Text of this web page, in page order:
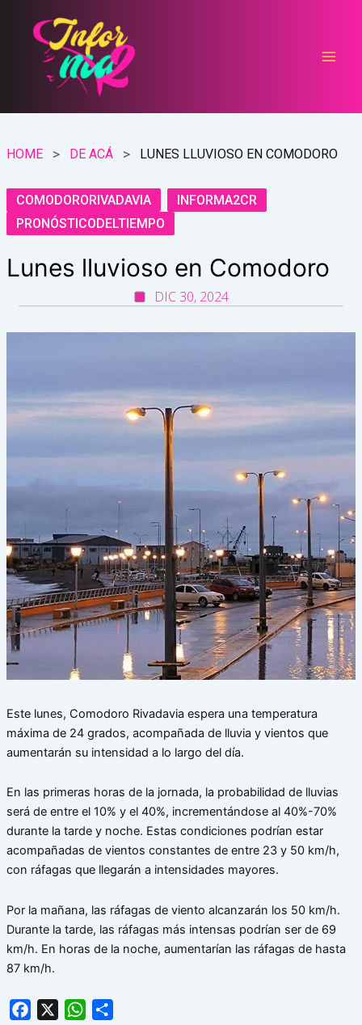
contenido
HOME DE ACÁ LUNES LLUVIOSO EN COMODORO
COMODORORIVADAVIA
INFORMA2CR
PRONÓSTICODELTIEMPO
Lunes lluvioso en Comodoro
DIC 30, 2024
Este lunes, Comodoro Rivadavia espera una temperatura
máxima de 24 grados, acompañada de lluvia y vientos que
aumentarán su intensidad a lo largo del día.
En las primeras horas de la jornada, la probabilidad de lluvias
será de entre el 10% y el 40%, incrementándose al 40%-70%
durante la tarde y noche. Estas condiciones podrían estar
acompañadas de vientos constantes de entre 23 y 50 km/h,
con ráfagas que llegarán a intensidades mayores.
Por la mañana, las ráfagas de viento alcanzarán los 50 km/h.
Durante la tarde, las ráfagas más intensas podrían ser de 69
km/h. En horas de la noche, aumentarían las ráfagas de hasta
87 km/h.
Facebook WhatsApp